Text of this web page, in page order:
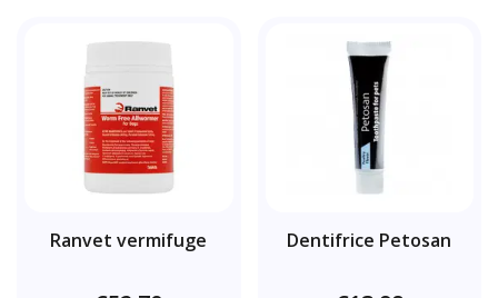
Ranvet vermifuge Dentifrice Petosan